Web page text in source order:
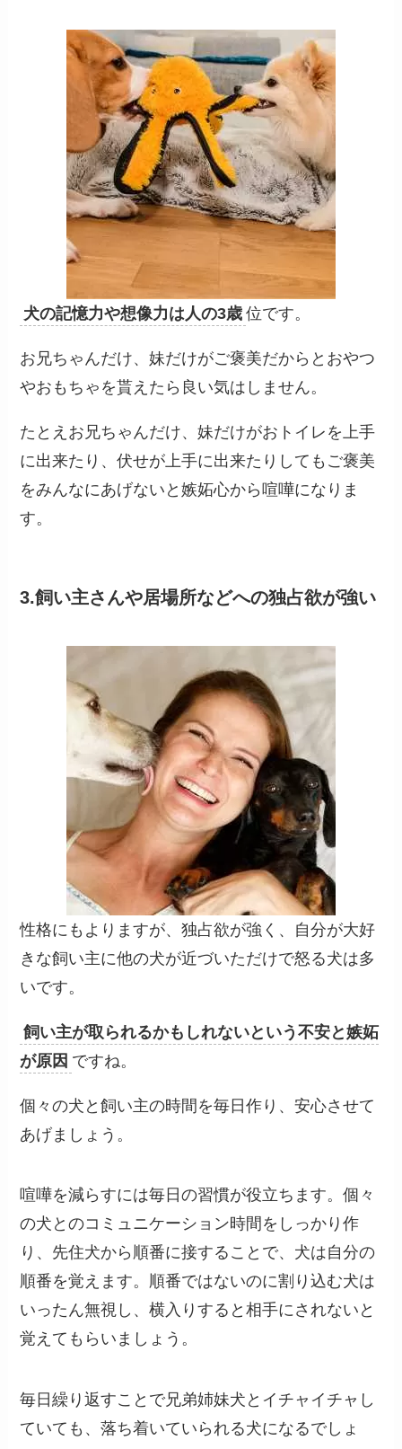
犬の記憶力や想像力は人の3歳 位です。
お兄ちゃんだけ、妹だけがご褒美だからとおやつ
やおもちゃを貰えたら良い気はしません。
たとえお兄ちゃんだけ、妹だけがおトイレを上手
に出来たり、伏せが上手に出来たりしてもご褒美
をみんなにあげないと嫉妬心から喧嘩になりま
す。
3.飼い主さんや居場所などへの独占欲が強い
性格にもよりますが、独占欲が強く、自分が大好
きな飼い主に他の犬が近づいただけで怒る犬は多
いです。
飼い主が取られるかもしれないという不安と嫉妬
が原因 ですね。
個々の犬と飼い主の時間を毎日作り、安心させて
あげましょう。
喧嘩を減らすには毎日の習慣が役立ちます。個々
の犬とのコミュニケーション時間をしっかり作
り、先住犬から順番に接することで、犬は自分の
順番を覚えます。順番ではないのに割り込む犬は
いったん無視し、横入りすると相手にされないと
覚えてもらいましょう。
毎日繰り返すことで兄弟姉妹犬とイチャイチャし
ていても、落ち着いていられる犬になるでしょ